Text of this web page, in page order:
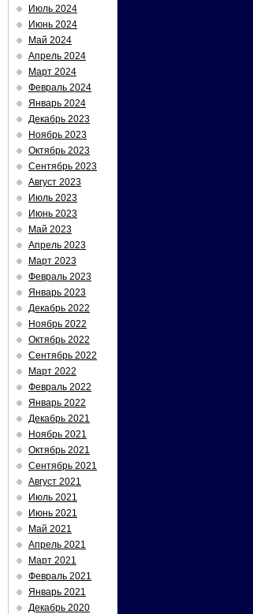
Июль 2024
Июнь 2024
Май 2024
Апрель 2024
Март 2024
Февраль 2024
Январь 2024
Декабрь 2023
Ноябрь 2023
Октябрь 2023
Сентябрь 2023
Август 2023
Июль 2023
Июнь 2023
Май 2023
Апрель 2023
Март 2023
Февраль 2023
Январь 2023
Декабрь 2022
Ноябрь 2022
Октябрь 2022
Сентябрь 2022
Март 2022
Февраль 2022
Январь 2022
Декабрь 2021
Ноябрь 2021
Октябрь 2021
Сентябрь 2021
Август 2021
Июль 2021
Июнь 2021
Май 2021
Апрель 2021
Март 2021
Февраль 2021
Январь 2021
Декабрь 2020